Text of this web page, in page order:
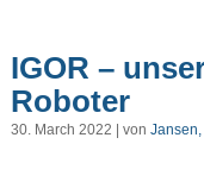
IGOR –
Roboter
30. March 2022 | von